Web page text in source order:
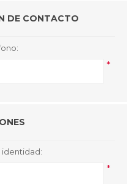
DE CONTACTO
*
identidad:
*